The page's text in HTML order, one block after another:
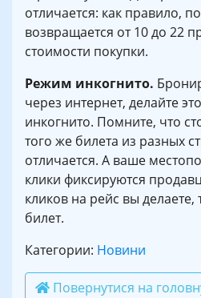
отличается: как правило,
возвращается от 10 до 22
стоимости покупки.
Режим инкогнито.
через интернет, делайте
инкогнито. Помните, что
того же билета из разных
отличается. А ваше
клики фиксируются
кликов на рейс вы
билет.
Категории: Новини
Повернутися на